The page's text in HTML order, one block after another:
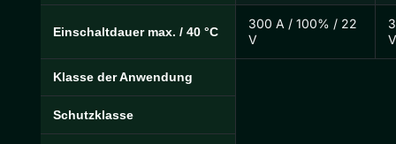
Einschaltdauer max. / 40 °C
300 A / 100% / 22
V
V
Klasse der Anwendung
Schutzklasse